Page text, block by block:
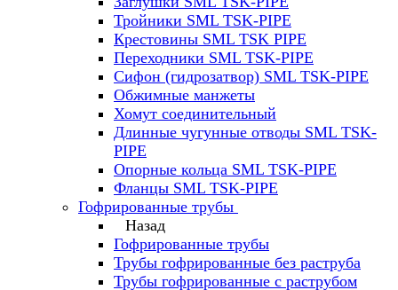
Тройники SML TSK-PIPE
Крестовины SML TSK PIPE
Переходники SML TSK-PIPE
Сифон (гидрозатвор) SML TSK-PIPE
Обжимные манжеты
Хомут соединительный
Длинные чугунные отводы SML TSK-
PIPE
Опорные кольца SML TSK-PIPE
Фланцы SML TSK-PIPE
Гофрированные трубы
Назад
Гофрированные трубы
Трубы гофрированные без раструба
Трубы гофрированные с раструбом